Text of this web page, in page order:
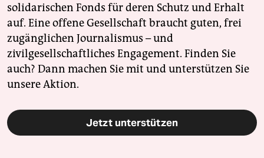
solidarischen Fonds für deren Schutz und Erhalt
auf. Eine offene Gesellschaft braucht guten, frei
zugänglichen Journalismus – und
zivilgesellschaftliches Engagement. Finden Sie
auch? Dann machen Sie mit und unterstützen Sie
unsere Aktion.
Jetzt unterstützen